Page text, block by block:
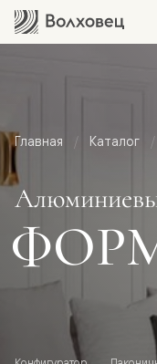
Главная Каталог